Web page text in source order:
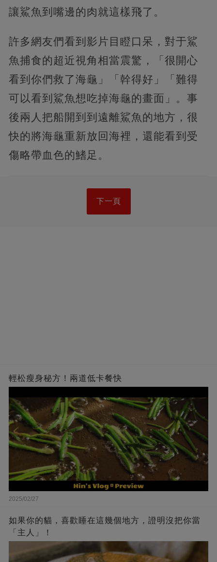
讓鯊魚到嘴邊的肉就這樣飛了。
許多網友們看到影片目瞪口呆，對于鯊
魚捕食的超近視角相當震驚，「很開心
看到你們救了海龜」「幹得好」「難得
可以看到鯊魚想吃掉海龜的畫面」。事
後兩人把船開到到遠離鯊魚的地方，很
快的將海龜重新放回海裡，還能看到受
傷略帶血色的鰭足。
下一頁
輕松瘦身秘方！兩道低卡餐快
2025/02/27
如果你的貓，喜歡睡在這幾個地方，證明沒把你當
「主人」！